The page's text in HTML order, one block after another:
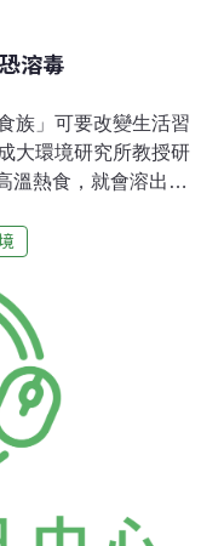
溶毒
族」可要改變生活習
大環境研究所教授研
溫熱食，就會溶出塑
圖方便、不想洗盤
耐熱塑膠袋，小吃攤
，看在醫師眼裡，卻
熱食，就會溶出致癌
加熱滷味附的湯底，
袋，也有64.9度，從
便溶出，和食物一起
塑膠袋套盤子，再擺
個袋子成本不到2毛。